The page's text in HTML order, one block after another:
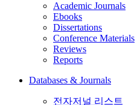
Academic Journals
Ebooks
Dissertations
Conference Materials
Reviews
Reports
Databases & Journals
전자저널 리스트